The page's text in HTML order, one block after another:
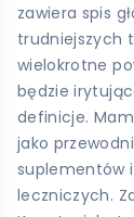
zawiera spis
trudniejszych
wielokrotne
będzie
definicje.
jako
suplementów
leczniczych.